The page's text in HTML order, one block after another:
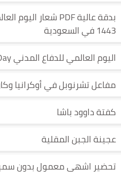
1443 في السعودية
اليوم العالمي للدفاع المدني World Civil Defence Day
مفاعل تشرنوبل في أوكرانيا
كفتة داوود باشا
عجينة الجبن المقلية
تحضير اشهى معمول بدون